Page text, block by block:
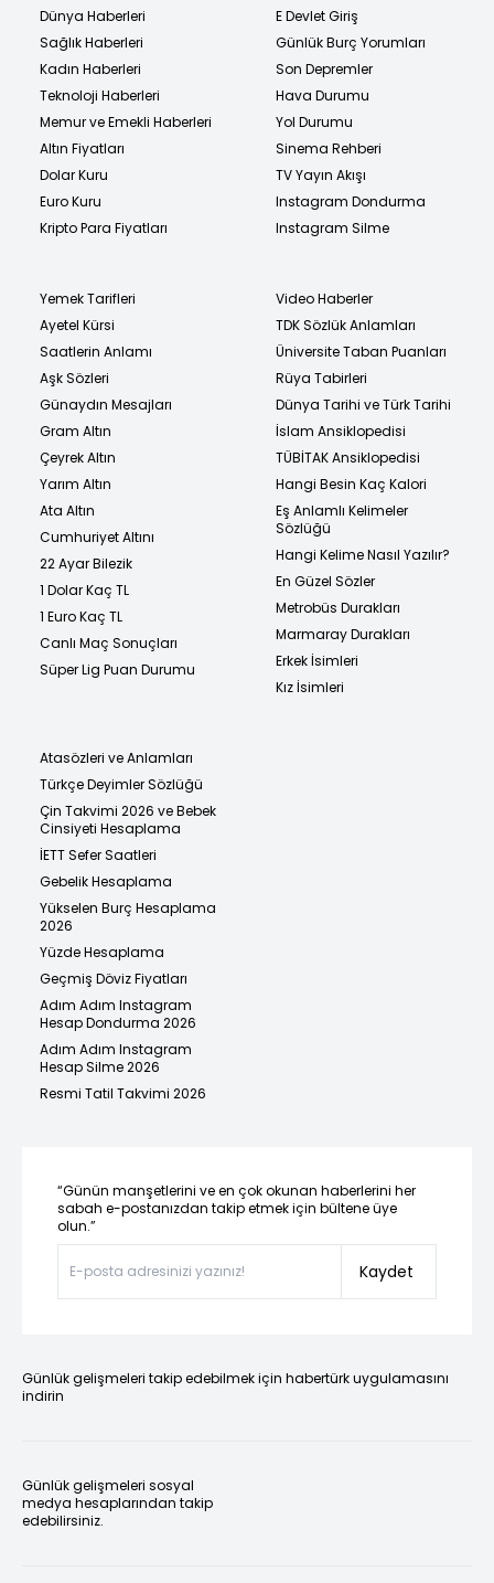
Dünya Haberleri
Sağlık Haberleri
Kadın Haberleri
Teknoloji Haberleri
Memur ve Emekli Haberleri
Altın Fiyatları
Dolar Kuru
Euro Kuru
Kripto Para Fiyatları
E Devlet Giriş
Günlük Burç Yorumları
Son Depremler
Hava Durumu
Yol Durumu
Sinema Rehberi
TV Yayın Akışı
Instagram Dondurma
Instagram Silme
Yemek Tarifleri
Ayetel Kürsi
Saatlerin Anlamı
Aşk Sözleri
Günaydın Mesajları
Gram Altın
Çeyrek Altın
Yarım Altın
Ata Altın
Cumhuriyet Altını
22 Ayar Bilezik
1 Dolar Kaç TL
1 Euro Kaç TL
Canlı Maç Sonuçları
Süper Lig Puan Durumu
Video Haberler
TDK Sözlük Anlamları
Üniversite Taban Puanları
Rüya Tabirleri
Dünya Tarihi ve Türk Tarihi
İslam Ansiklopedisi
TÜBİTAK Ansiklopedisi
Hangi Besin Kaç Kalori
Eş Anlamlı Kelimeler
Sözlüğü
Hangi Kelime Nasıl Yazılır?
En Güzel Sözler
Metrobüs Durakları
Marmaray Durakları
Erkek İsimleri
Kız İsimleri
Atasözleri ve Anlamları
Türkçe Deyimler Sözlüğü
Çin Takvimi 2026 ve Bebek
Cinsiyeti Hesaplama
İETT Sefer Saatleri
Gebelik Hesaplama
Yükselen Burç Hesaplama
2026
Yüzde Hesaplama
Geçmiş Döviz Fiyatları
Adım Adım Instagram
Hesap Dondurma 2026
Adım Adım Instagram
Hesap Silme 2026
Resmi Tatil Takvimi 2026
“Günün manşetlerini ve en çok okunan haberlerini her
sabah e-postanızdan takip etmek için bültene üye
olun.”
Kaydet
Günlük gelişmeleri takip edebilmek için habertürk uygulamasını
indirin
Günlük gelişmeleri sosyal
medya hesaplarından takip
edebilirsiniz.